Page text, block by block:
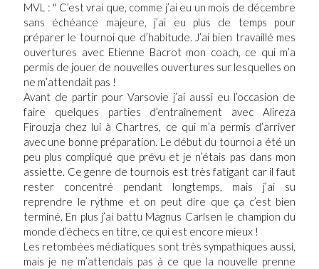
MVL : " C’est vrai que, comme j’ai eu un mois de décembre
sans échéance majeure, j’ai eu plus de temps pour
préparer le tournoi que d’habitude. J’ai bien travaillé mes
ouvertures avec Etienne Bacrot mon coach, ce qui m’a
permis de jouer de nouvelles ouvertures sur lesquelles on
ne m’attendait pas !
Avant de partir pour Varsovie j’ai aussi eu l’occasion de
faire quelques parties d’entraînement avec Alireza
Firouzja chez lui à Chartres, ce qui m’a permis d’arriver
avec une bonne préparation. Le début du tournoi a été un
peu plus compliqué que prévu et je n’étais pas dans mon
assiette. Ce genre de tournois est très fatigant car il faut
rester concentré pendant longtemps, mais j’ai su
reprendre le rythme et on peut dire que ça c’est bien
terminé. En plus j’ai battu Magnus Carlsen le champion du
monde d’échecs en titre, ce qui est encore mieux !
Les retombées médiatiques sont très sympathiques aussi,
mais je ne m’attendais pas à ce que la nouvelle prenne